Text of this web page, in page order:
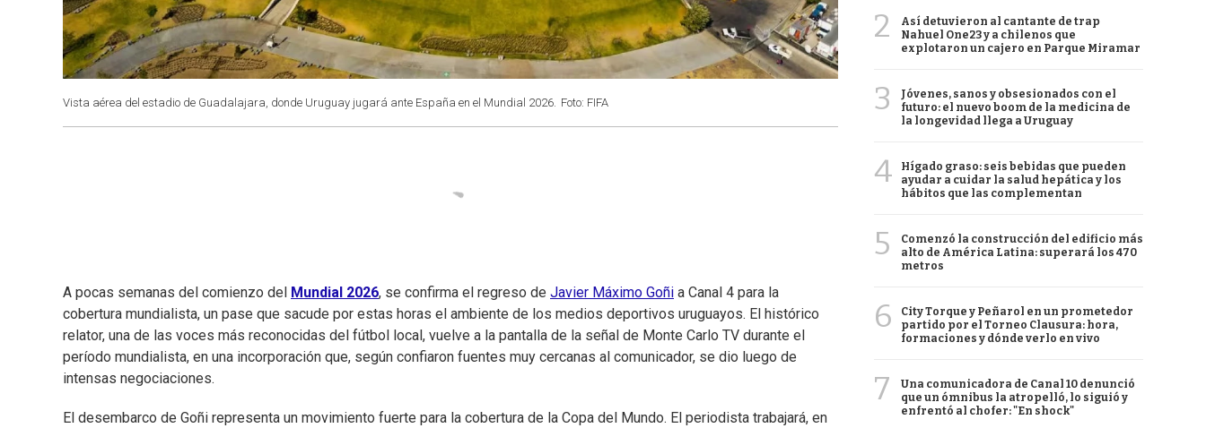
Vista aérea del estadio de Guadalajara, donde Uruguay jugará ante España en el Mundial 2026. Foto: FIFA
A pocas semanas del comienzo del Mundial 2026, se confirma el regreso de Javier Máximo Goñi a Canal 4 para la
cobertura mundialista, un pase que sacude por estas horas el ambiente de los medios deportivos uruguayos. El histórico
relator, una de las voces más reconocidas del fútbol local, vuelve a la pantalla de la señal de Monte Carlo TV durante el
período mundialista, en una incorporación que, según confiaron fuentes muy cercanas al comunicador, se dio luego de
intensas negociaciones.
El desembarco de Goñi representa un movimiento fuerte para la cobertura de la Copa del Mundo. El periodista trabajará, en
2
Así detuvieron al cantante de trap
Nahuel One23 y a chilenos que
explotaron un cajero en Parque Miramar
3
Jóvenes, sanos y obsesionados con el
futuro: el nuevo boom de la medicina de
la longevidad llega a Uruguay
4
Hígado graso: seis bebidas que pueden
ayudar a cuidar la salud hepática y los
hábitos que las complementan
5
Comenzó la construcción del edificio más
alto de América Latina: superará los 470
metros
6
City Torque y Peñarol en un prometedor
partido por el Torneo Clausura: hora,
formaciones y dónde verlo en vivo
7
Una comunicadora de Canal 10 denunció
que un ómnibus la atropelló, lo siguió y
enfrentó al chofer: "En shock"